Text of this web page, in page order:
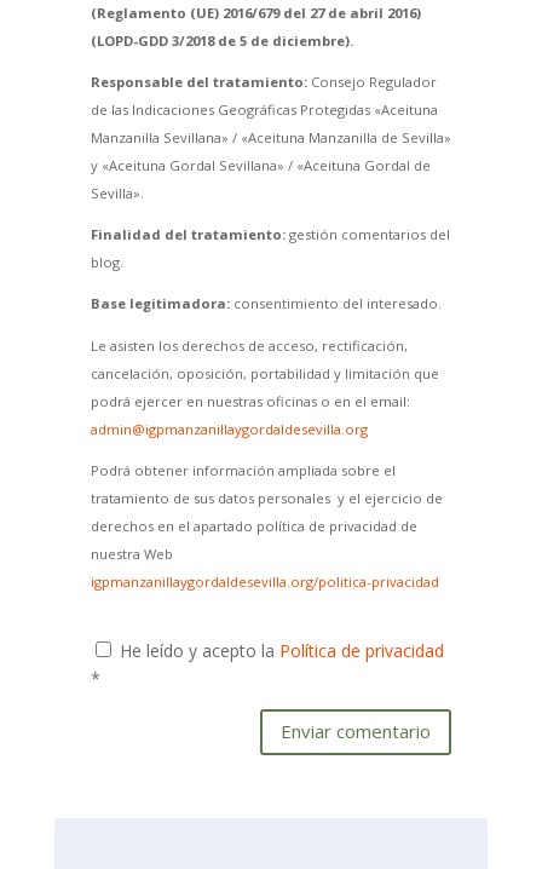
(Reglamento (UE) 2016/679 del 27 de abril 2016)
(LOPD-GDD 3/2018 de 5 de diciembre).
Responsable del tratamiento:Consejo Regulador
de las Indicaciones Geográficas Protegidas «Aceituna
Manzanilla Sevillana» / «Aceituna Manzanilla de Sevilla»
y «Aceituna Gordal Sevillana» / «Aceituna Gordal de
Sevilla».
Finalidad del tratamiento:gestión comentarios del
blog.
Base legitimadora:consentimiento del interesado.
Le asisten los derechos de acceso, rectificación,
cancelación, oposición, portabilidad y limitación que
podrá ejercer en nuestras oficinas o en el email:
admin@igpmanzanillaygordaldesevilla.org
Podrá obtener información ampliada sobre el
tratamiento de sus datos personales y el ejercicio de
derechos en el apartado política de privacidad de
nuestra Web
igpmanzanillaygordaldesevilla.org/politica-privacidad
He leído y acepto la Política de privacidad
*
Enviar comentario